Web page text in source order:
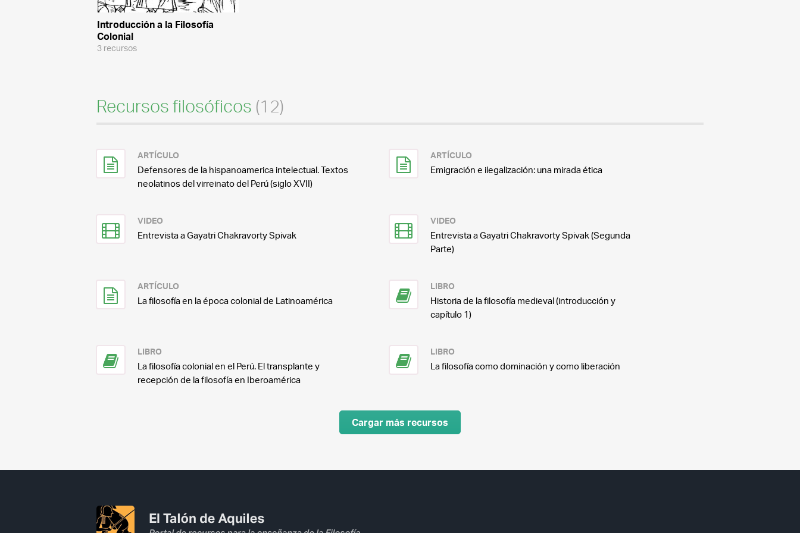
Introducción a la Filosofía
Colonial
3 recursos
Recursos filosóficos (12)
ARTÍCULO
Defensores de la hispanoamerica intelectual. Textos
neolatinos del virreinato del Perú (siglo XVII)
ARTÍCULO
Emigración e ilegalización: una mirada ética
VIDEO
Entrevista a Gayatri Chakravorty Spivak
VIDEO
Entrevista a Gayatri Chakravorty Spivak (Segunda
Parte)
ARTÍCULO
La filosofía en la época colonial de Latinoamérica
LIBRO
Historia de la filosofía medieval (introducción y
capítulo 1)
LIBRO
La filosofía colonial en el Perú. El transplante y
recepción de la filosofía en Iberoamérica
LIBRO
La filosofía como dominación y como liberación
Cargar más recursos